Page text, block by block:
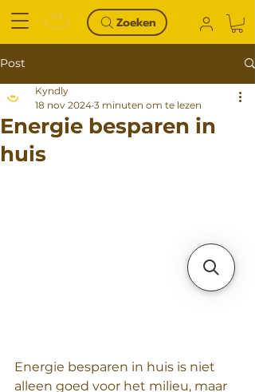
Zoeken
Post
Energie besparen in
huis
Kyndly
18 nov 2024 3 minuten om te lezen
Energie besparen in huis is niet
alleen goed voor het milieu, maar